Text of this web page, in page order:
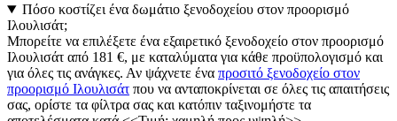
Πόσο κοστίζει ένα δωμάτιο ξενοδοχείου στον προορισμό
Ιλουλισάτ;
Μπορείτε να επιλέξετε ένα εξαιρετικό ξενοδοχείο στον προορισμό
Ιλουλισάτ από 181 €, με καταλύματα για κάθε προϋπολογισμό και
για όλες τις ανάγκες. Αν ψάχνετε ένα προσιτό ξενοδοχείο στον
προορισμό Ιλουλισάτ που να ανταποκρίνεται σε όλες τις απαιτήσεις
σας, ορίστε τα φίλτρα σας και κατόπιν ταξινομήστε τα